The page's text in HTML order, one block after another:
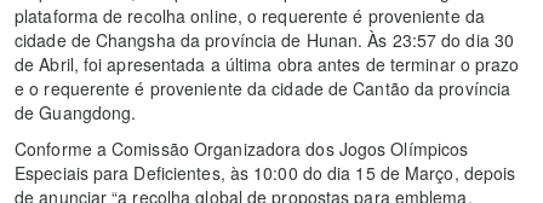
plataforma de recolha online, o requerente é proveniente da
cidade de Changsha da província de Hunan. Às 23:57 do dia 30
de Abril, foi apresentada a última obra antes de terminar o prazo
e o requerente é proveniente da cidade de Cantão da província
de Guangdong.
Conforme a Comissão Organizadora dos Jogos Olímpicos
Especiais para Deficientes, às 10:00 do dia 15 de Março, depois
de anunciar “a recolha global de propostas para emblema,